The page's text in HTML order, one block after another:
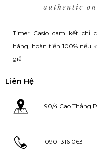
Timer Casio cam kết chỉ
hãng, hoàn tiền 100% nếu
giả
Liên Hệ
90/4 Cao Thắng
090 1316 063